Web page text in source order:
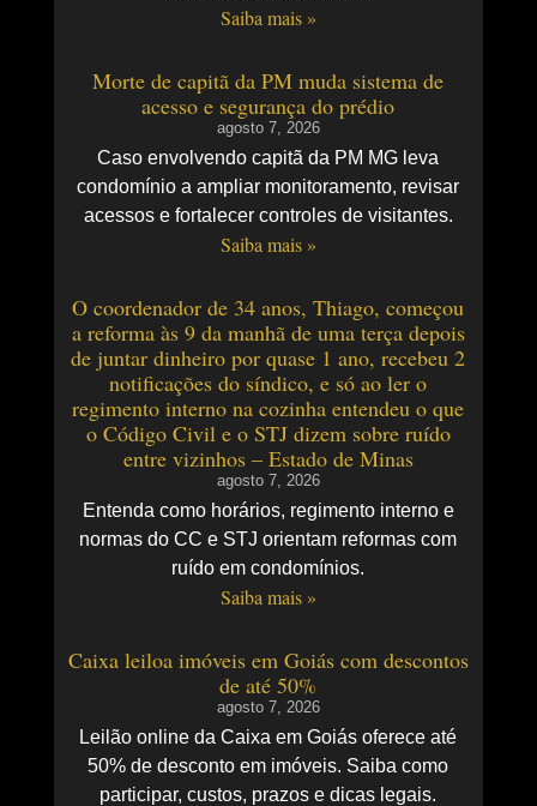
Saiba mais »
Morte de capitã da PM muda sistema de
acesso e segurança do prédio
agosto 7, 2026
Caso envolvendo capitã da PM MG leva
condomínio a ampliar monitoramento, revisar
acessos e fortalecer controles de visitantes.
Saiba mais »
O coordenador de 34 anos, Thiago, começou
a reforma às 9 da manhã de uma terça depois
de juntar dinheiro por quase 1 ano, recebeu 2
notificações do síndico, e só ao ler o
regimento interno na cozinha entendeu o que
o Código Civil e o STJ dizem sobre ruído
entre vizinhos – Estado de Minas
agosto 7, 2026
Entenda como horários, regimento interno e
normas do CC e STJ orientam reformas com
ruído em condomínios.
Saiba mais »
Caixa leiloa imóveis em Goiás com descontos
de até 50%
agosto 7, 2026
Leilão online da Caixa em Goiás oferece até
50% de desconto em imóveis. Saiba como
participar, custos, prazos e dicas legais.